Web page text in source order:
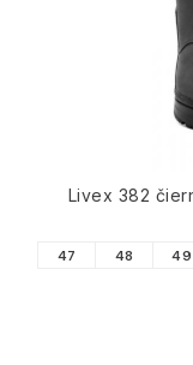
Livex 382
47 48 49